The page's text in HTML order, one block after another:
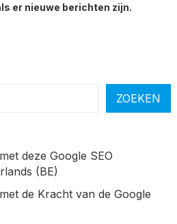
er nieuwe berichten zijn.
ZOEKEN
deze Google SEO
(BE)
de Kracht van de Google